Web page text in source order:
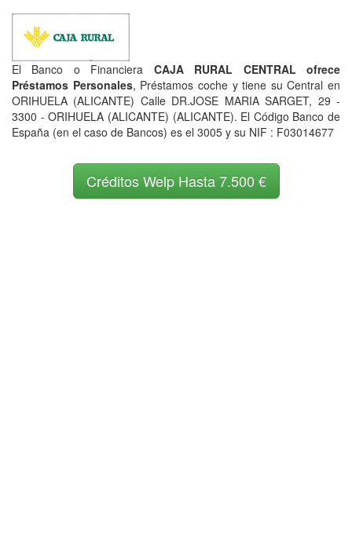
El Banco o Financiera CAJA RURAL CENTRAL ofrece
Préstamos Personales, Préstamos coche y tiene su Central en
ORIHUELA (ALICANTE) Calle DR.JOSE MARIA SARGET, 29 -
3300 - ORIHUELA (ALICANTE) (ALICANTE). El Código Banco de
España (en el caso de Bancos) es el 3005 y su NIF : F03014677
Créditos Welp Hasta 7.500 €